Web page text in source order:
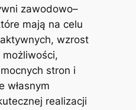
zawodowo–
mają na celu
wzrost
możliwości,
stron i
własnym
realizacji